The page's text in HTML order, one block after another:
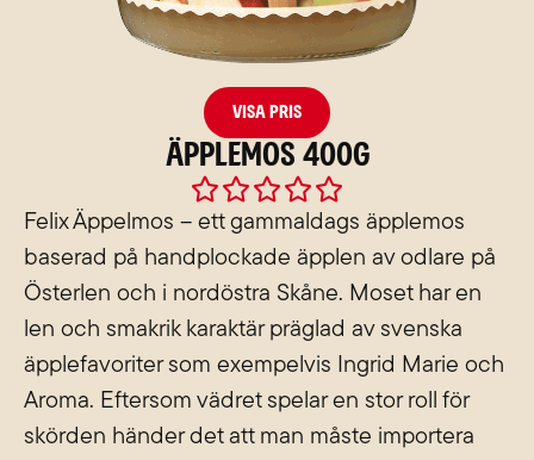
Visa pris
Äpplemos 400g

0
out
of
5
Felix Äppelmos – ett gammaldags äpplemos
baserad på handplockade äpplen av odlare på
Österlen och i nordöstra Skåne. Moset har en
len och smakrik karaktär präglad av svenska
äpplefavoriter som exempelvis Ingrid Marie och
Aroma. Eftersom vädret spelar en stor roll för
skörden händer det att man måste importera